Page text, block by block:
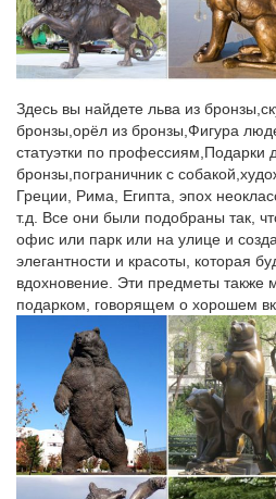
КУПИТЬ. Код товара: AE-
950. *Фигурка СОБАКА НА САНЯХ.
купить Постаменты к фигуркам
Купить Постаменты к фигуркам
в регионы. ""Восточная сказка" ",
вопросам опта.Символ 2018 года
городами и логотипами оптом.
надписью.
Сувениры в виде статуэтки собаки
Эксклюзивные подарки »
Сувенирные статуэтки собак.
240N. Цена: 10 950 руб. Купить.
Вода и Ветер – Статьи –
Во-первых, это традиционные
талисманы.В некоторых
ставить прямо на пол, а поместить
постамент.Что касается статуэток,
статуэтку карпа или арованы.
Здесь вы найдете льва из
бронзы,орёл из бронзы,Фигура
статуэтки по профессиям,Подарки
бронзы,пограничник с
Греции, Рима, Египта, эпох
т.д. Все они были подобраны так,
офис или парк или на улице и
элегантности и красоты, которая
вдохновение. Эти предметы также
подарком, говорящем о хорошем